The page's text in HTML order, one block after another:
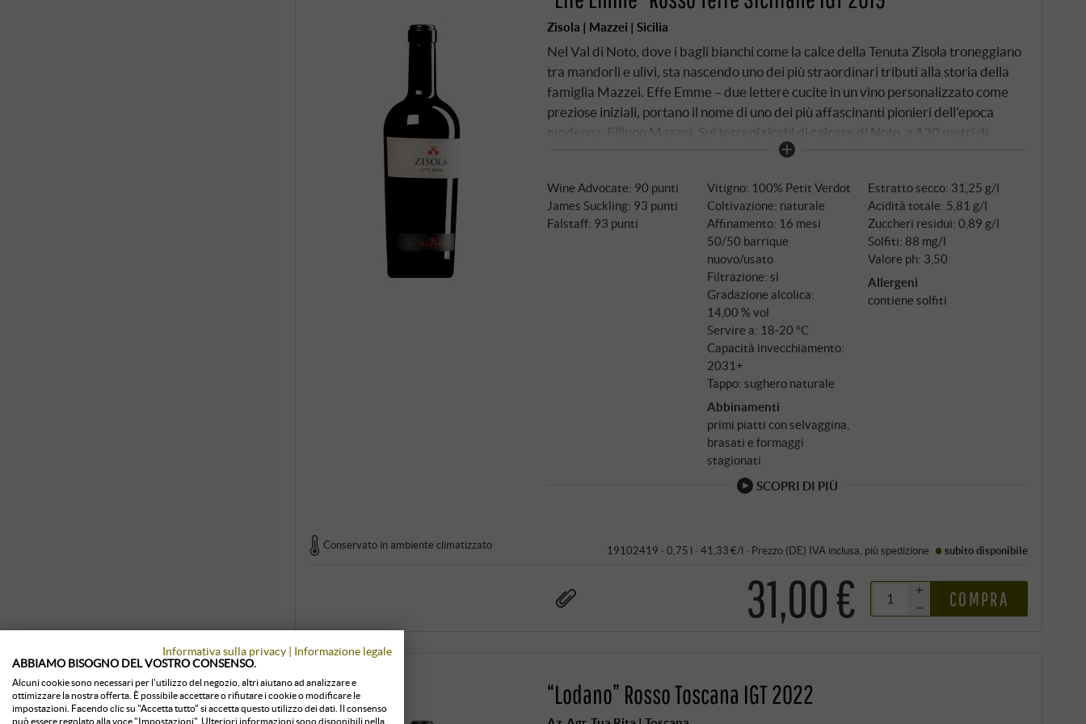
Zisola | Mazzei | Sicilia
Nel Val di Noto, dove i bagli bianchi come la calce della Tenuta Zisola troneggiano
tra mandorli e ulivi, sta nascendo uno dei più straordinari tributi alla storia della
famiglia Mazzei. Effe Emme – due lettere cucite in un vino personalizzato come
preziose iniziali, portano il nome di uno dei più affascinanti pionieri dell'epoca
moderna: Filippo Mazzei. Sui terreni ricchi di calcare di Noto, a 130 metri di
altitudine con esposizione a sud-est, le caratteristiche uniche del terroir
francese, che ha trovato una nuova casa qui nel sud della Sicilia, viene raccolta a
mano a fine settembre e fatta fermentare a 28-30°C, seguita da una macerazione
di 14 giorni. L'Effe Emme viene affinato per circa 16 mesi in botti di rovere
Wine Advocate: 90 punti
James Suckling: 93 punti
Falstaff: 93 punti
Vitigno: 100% Petit Verdot
Coltivazione: naturale
Affinamento: 16 mesi
50/50 barrique
nuovo/usato
Filtrazione: sì
Gradazione alcolica:
14,00 % vol
Servire a: 18‑20 °C
Capacità invecchiamento:
2031+
Tappo: sughero naturale
Abbinamenti
primi piatti con selvaggina,
brasati e formaggi
stagionati
Estratto secco: 31,25 g/l
Acidità totale: 5,81 g/l
Zuccheri residui: 0,89 g/l
Solfiti: 88 mg/l
Valore ph: 3,50
Allergeni
contiene solfiti
SCOPRI DI PIÙ
Conservato in ambiente climatizzato 19102419 · 0,75 l · 41,33 €/l · Prezzo (DE) IVA inclusa , più spedizione subito disponibile
31,00 €
+
–
COMPRA
“Lodano” Rosso Toscana IGT 2022
Informativa sulla privacy | Informazione legale
ABBIAMO BISOGNO DEL VOSTRO CONSENSO.
Alcuni cookie sono necessari per l'utilizzo del negozio, altri aiutano ad analizzare e
ottimizzare la nostra offerta. È possibile accettare o rifiutare i cookie o modificare le
impostazioni. Facendo clic su "Accetta tutto" si accetta questo utilizzo dei dati. Il consenso
può essere regolato alla voce "Impostazioni". Ulteriori informazioni sono disponibili nella